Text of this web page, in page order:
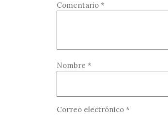
Comentario *
Nombre *
Correo electrónico *